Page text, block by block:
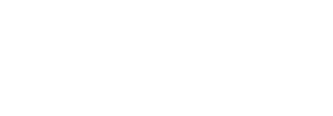
tips y noticias